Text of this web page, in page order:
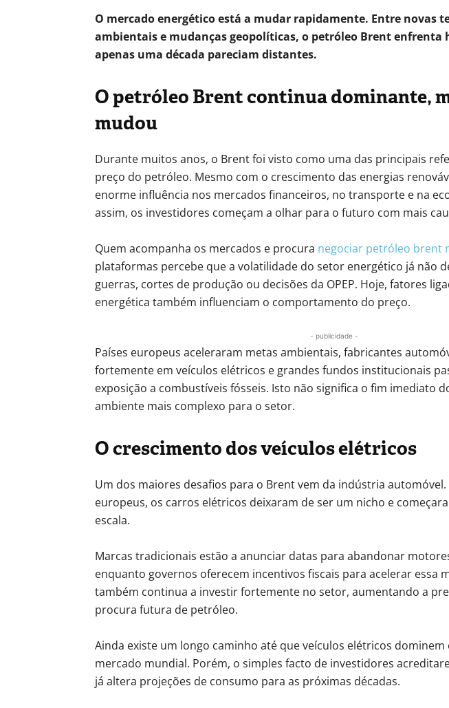
O mercado energético está a mudar rapidamente. Entre novas
ambientais e mudanças geopolíticas, o petróleo Brent enfrenta
apenas uma década pareciam distantes.
O petróleo Brent continua dominante,
mudou
Durante muitos anos, o Brent foi visto como uma das principais
preço do petróleo. Mesmo com o crescimento das energias
enorme influência nos mercados financeiros, no transporte e na
assim, os investidores começam a olhar para o futuro com mais
Quem acompanha os mercados e procura negociar petróleo brent
plataformas percebe que a volatilidade do setor energético já não
guerras, cortes de produção ou decisões da OPEP. Hoje, fatores
energética também influenciam o comportamento do preço.
- publicidade -
Países europeus aceleraram metas ambientais, fabricantes
fortemente em veículos elétricos e grandes fundos institucionais
exposição a combustíveis fósseis. Isto não significa o fim imediato
ambiente mais complexo para o setor.
O crescimento dos veículos elétricos
Um dos maiores desafios para o Brent vem da indústria automóvel.
europeus, os carros elétricos deixaram de ser um nicho e
escala.
Marcas tradicionais estão a anunciar datas para abandonar
enquanto governos oferecem incentivos fiscais para acelerar essa
também continua a investir fortemente no setor, aumentando a
procura futura de petróleo.
Ainda existe um longo caminho até que veículos elétricos
mercado mundial. Porém, o simples facto de investidores
já altera projeções de consumo para as próximas décadas.